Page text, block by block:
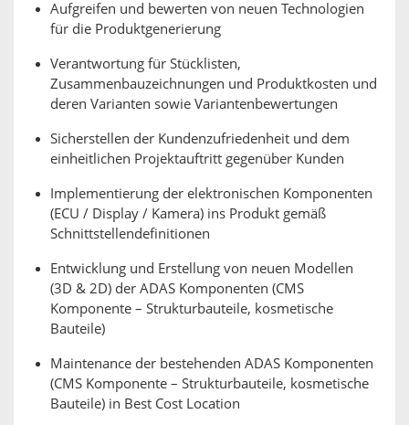
Aufgreifen und bewerten von neuen Technologien
für die Produktgenerierung
Verantwortung für Stücklisten,
Zusammenbauzeichnungen und Produktkosten und
deren Varianten sowie Variantenbewertungen
Sicherstellen der Kundenzufriedenheit und dem
einheitlichen Projektauftritt gegenüber Kunden
Implementierung der elektronischen Komponenten
(ECU / Display / Kamera) ins Produkt gemäß
Schnittstellendefinitionen
Entwicklung und Erstellung von neuen Modellen
(3D & 2D) der ADAS Komponenten (CMS
Komponente – Strukturbauteile, kosmetische
Bauteile)
Maintenance der bestehenden ADAS Komponenten
(CMS Komponente – Strukturbauteile, kosmetische
Bauteile) in Best Cost Location